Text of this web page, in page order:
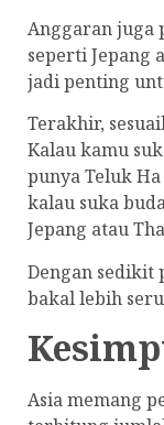
Anggaran juga
seperti Jepang
jadi penting
Terakhir,
Kalau kamu
punya Teluk
kalau suka
Jepang atau
Dengan sedikit
bakal lebih
Asia memang